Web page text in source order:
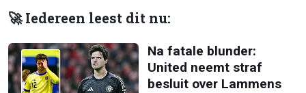
🚀 Iedereen leest dit nu:
Na fatale blunder:
United neemt straf
besluit over Lammens